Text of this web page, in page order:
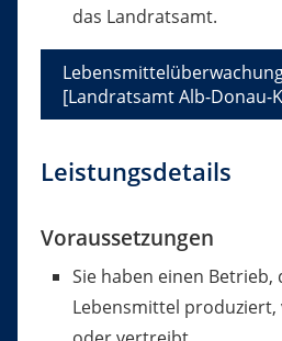
das Landratsamt.
[Landratsamt Alb-Donau-
Leistungsdetails
Voraussetzungen
Sie haben einen Betrieb,
Lebensmittel